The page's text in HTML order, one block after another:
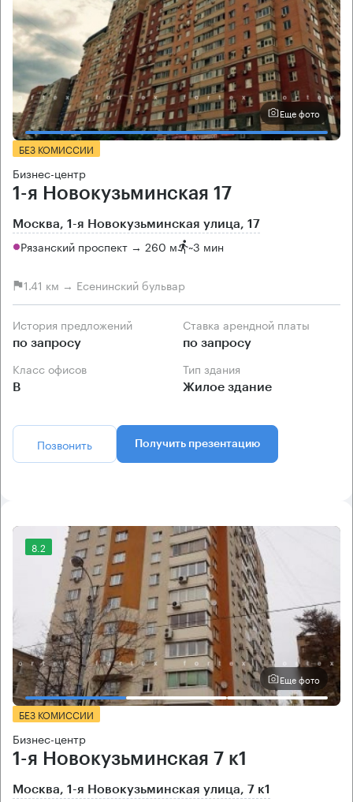
Еще фото
БЕЗ КОМИССИИ
Бизнес-центр
1-я Новокузьминская 17
Москва, 1-я Новокузьминская улица, 17
Рязанский проспект → 260 м ~3 мин
1.41 км → Есенинский бульвар
История предложений
по запросу
Ставка арендной платы
по запросу
Класс офисов
B
Тип здания
Жилое здание
Позвонить Получить презентацию
8.2
Еще фото
БЕЗ КОМИССИИ
Бизнес-центр
1-я Новокузьминская 7 к1
Москва, 1-я Новокузьминская улица, 7 к1